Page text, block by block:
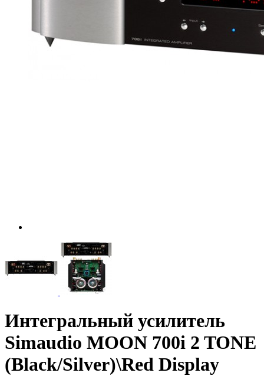
Интегральный усилитель
Simaudio MOON 700i 2 TONE
(Black/Silver)\Red Display